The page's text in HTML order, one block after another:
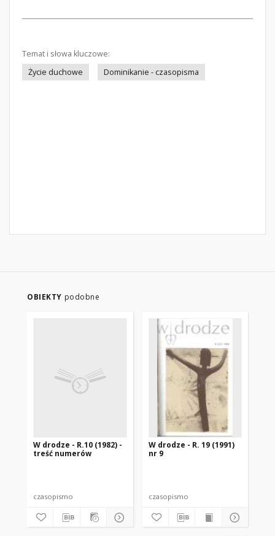
Temat i słowa kluczowe:
Życie duchowe
Dominikanie - czasopisma
OBIEKTY podobne
W drodze - R.10 (1982) -
treść numerów
czasopismo
W drodze - R. 19 (1991)
nr 9
czasopismo